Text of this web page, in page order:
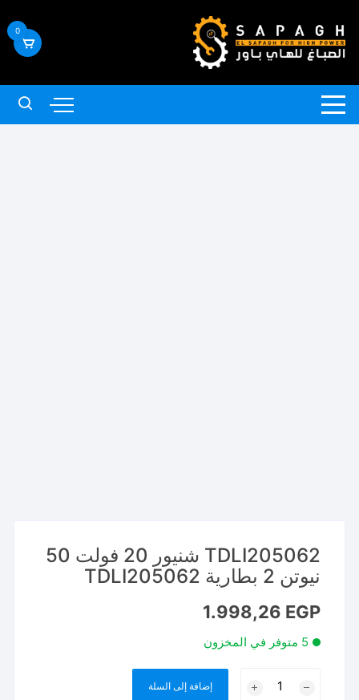
إلى
المحتوى
0
TDLI205062 شنيور 20 فولت 50
نيوتن 2 بطارية TDLI205062
1.998,26 EGP
5 متوفر في المخزون
TDLI205062
إضافة إلى السلة